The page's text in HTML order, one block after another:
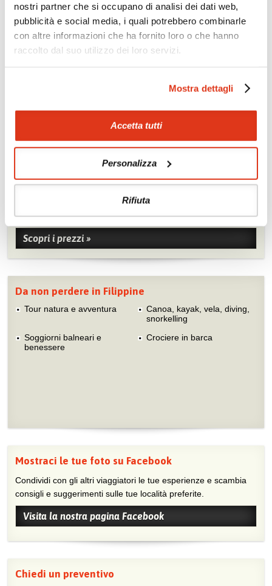
nostri partner che si occupano di analisi dei dati web,
pubblicità e social media, i quali potrebbero combinarle
con altre informazioni che ha fornito loro o che hanno
raccolto dal suo utilizzo dei loro servizi.
Mostra dettagli
Accetta tutti
Personalizza
Rifiuta
Zoom Minimize map
Offerte
Quotazioni di alcune proposte di viaggio, modificabili su
richiesta
Scopri i prezzi »
Da non perdere in Filippine
Tour natura e avventura
Canoa, kayak, vela, diving,
snorkelling
Soggiorni balneari e
benessere
Crociere in barca
Mostraci le tue foto su Facebook
Condividi con gli altri viaggiatori le tue esperienze e scambia
consigli e suggerimenti sulle tue località preferite.
Visita la nostra pagina Facebook
Chiedi un preventivo